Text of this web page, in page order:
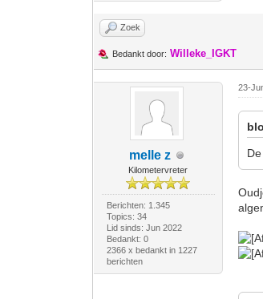
Zoek
Bedankt door: Willeke_IGKT
melle z
Kilometervreter
Berichten: 1.345
Topics: 34
Lid sinds: Jun 2022
Bedankt: 0
2366 x bedankt in 1227
berichten
23-